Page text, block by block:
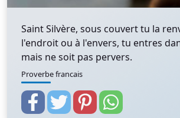
Saint Silvère, sous couvert tu la
l'endroit ou à l'envers, tu entres
mais ne soit pas pervers.
Proverbe francais